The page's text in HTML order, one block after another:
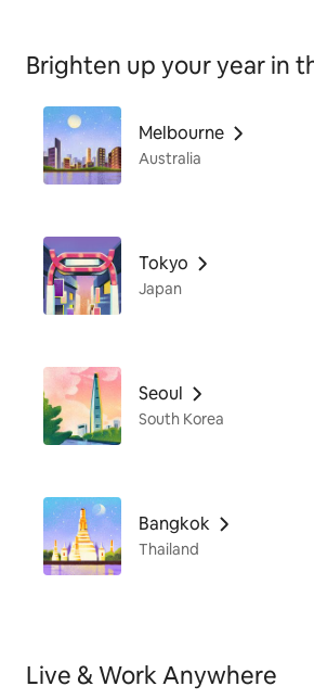
Brighten up your year in
Melbourne
Australia
Tokyo
Japan
Seoul
South Korea
Bangkok
Thailand
Live & Work Anywhere